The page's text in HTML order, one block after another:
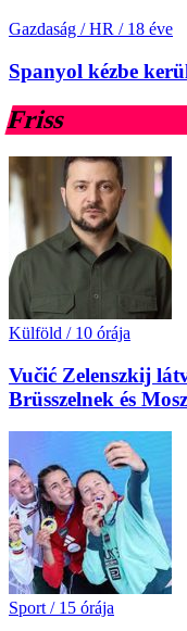
Gazdaság / HR / 18 éve
Spanyol kézbe
Friss
Külföld / 10 órája
Vučić Zelenszkij
Brüsszelnek és
Sport / 15 órája